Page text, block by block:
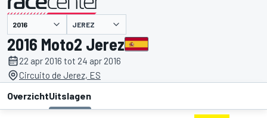
gepresenteerd door JEREZ
2016 Moto2 Jerez
22 apr 2016 tot 24 apr 2016
Circuito de Jerez, ES
OverzichtUitslagen